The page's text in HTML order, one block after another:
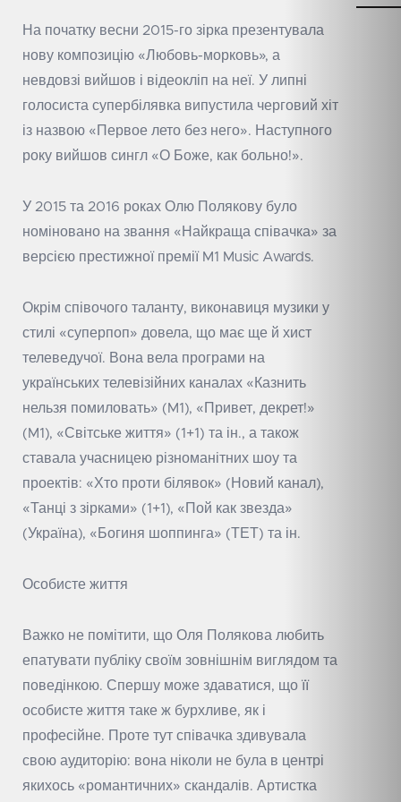
На початку весни 2015-го зірка презентувала
нову композицію «Любовь-морковь», а
невдовзі вийшов і відеокліп на неї. У липні
голосиста супербілявка випустила черговий хіт
із назвою «Первое лето без него». Наступного
року вийшов сингл «О Боже, как больно!».
У 2015 та 2016 роках Олю Полякову було
номіновано на звання «Найкраща співачка» за
версією престижної премії M1 Music Awards.
Окрім співочого таланту, виконавиця музики у
стилі «суперпоп» довела, що має ще й хист
телеведучої. Вона вела програми на
українських телевізійних каналах «Казнить
нельзя помиловать» (M1), «Привет, декрет!»
(M1), «Світське життя» (1+1) та ін., а також
ставала учасницею різноманітних шоу та
проектів: «Хто проти білявок» (Новий канал),
«Танці з зірками» (1+1), «Пой как звезда»
(Україна), «Богиня шоппинга» (ТЕТ) та ін.
Особисте життя
Важко не помітити, що Оля Полякова любить
епатувати публіку своїм зовнішнім виглядом та
поведінкою. Спершу може здаватися, що її
особисте життя таке ж бурхливе, як і
професійне. Проте тут співачка здивувала
свою аудиторію: вона ніколи не була в центрі
якихось «романтичних» скандалів. Артистка